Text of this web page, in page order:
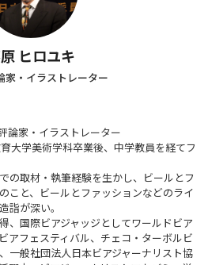
ヒロユキ
家・イラストレーター
論家・イラストレーター
大学美術学科卒業後、中学教員を経てフ
の取材・執筆経験を生かし、ビールとフ
こと、ビールとファッションなどのライ
詣が深い。
、国際ビアジャッジとしてワールドビア
アフェスティバル、チェコ・ターボルビ
一般社団法人日本ビアジャーナリスト協